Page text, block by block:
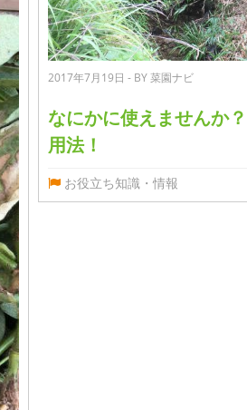
2017年7月19日 - BY 菜園ナビ
なにかに使えませんか
用法！
お役立ち知識・情報